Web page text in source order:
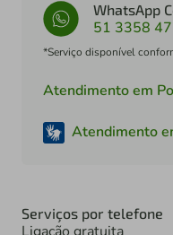
WhatsApp
51 3358
*Serviço disponível
Atendimento em
Atendimento
Serviços por telefone